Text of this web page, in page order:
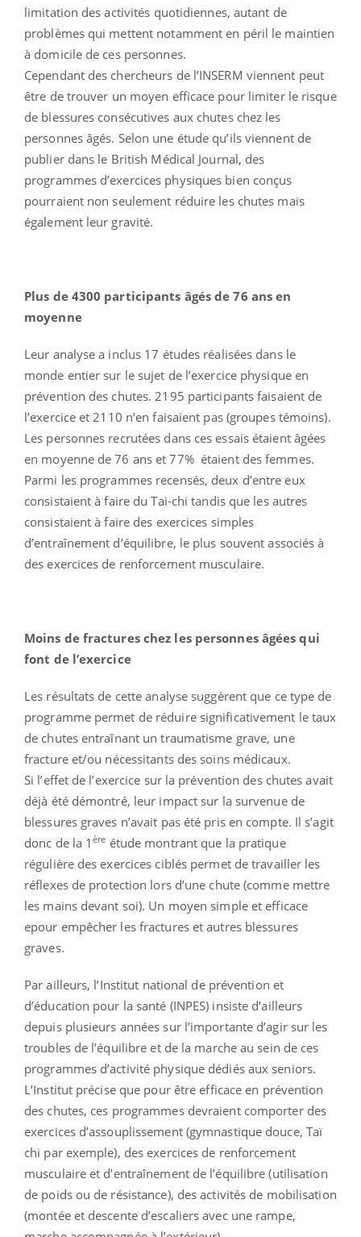
limitation des activités quotidiennes, autant de
problèmes qui mettent notamment en péril le maintien
à domicile de ces personnes.
Cependant des chercheurs de l’INSERM viennent peut
être de trouver un moyen efficace pour limiter le risque
de blessures consécutives aux chutes chez les
personnes âgés. Selon une étude qu’ils viennent de
publier dans le British Médical Journal, des
programmes d’exercices physiques bien conçus
pourraient non seulement réduire les chutes mais
également leur gravité.
Plus de 4300 participants âgés de 76 ans en
moyenne
Leur analyse a inclus 17 études réalisées dans le
monde entier sur le sujet de l’exercice physique en
prévention des chutes. 2195 participants faisaient de
l’exercice et 2110 n’en faisaient pas (groupes témoins).
Les personnes recrutées dans ces essais étaient âgées
en moyenne de 76 ans et 77% étaient des femmes.
Parmi les programmes recensés, deux d’entre eux
consistaient à faire du Tai-chi tandis que les autres
consistaient à faire des exercices simples
d’entraînement d’équilibre, le plus souvent associés à
des exercices de renforcement musculaire.
Moins de fractures chez les personnes âgées qui
font de l’exercice
Les résultats de cette analyse suggèrent que ce type de
programme permet de réduire significativement le taux
de chutes entraînant un traumatisme grave, une
fracture et/ou nécessitants des soins médicaux.
Si l’effet de l’exercice sur la prévention des chutes avait
déjà été démontré, leur impact sur la survenue de
blessures graves n’avait pas été pris en compte. Il s’agit
donc de la 1ère étude montrant que la pratique
régulière des exercices ciblés permet de travailler les
réflexes de protection lors d’une chute (comme mettre
les mains devant soi). Un moyen simple et efficace
epour empêcher les fractures et autres blessures
graves.
Par ailleurs, l’Institut national de prévention et
d’éducation pour la santé (INPES) insiste d’ailleurs
depuis plusieurs années sur l’importante d’agir sur les
troubles de l’équilibre et de la marche au sein de ces
programmes d’activité physique dédiés aux seniors.
L’Institut précise que pour être efficace en prévention
des chutes, ces programmes devraient comporter des
exercices d’assouplissement (gymnastique douce, Taï
chi par exemple), des exercices de renforcement
musculaire et d’entraînement de l’équilibre (utilisation
de poids ou de résistance), des activités de mobilisation
(montée et descente d’escaliers avec une rampe,